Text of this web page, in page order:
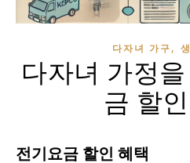
다자녀 가구,
다자녀 가정
금 할
전기요금 할인 혜택